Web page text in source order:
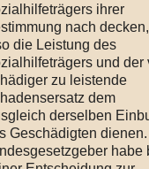
ihrer
nach decken,
die Leistung des
und der
zu leistende
dem
derselben
Geschädigten
habe